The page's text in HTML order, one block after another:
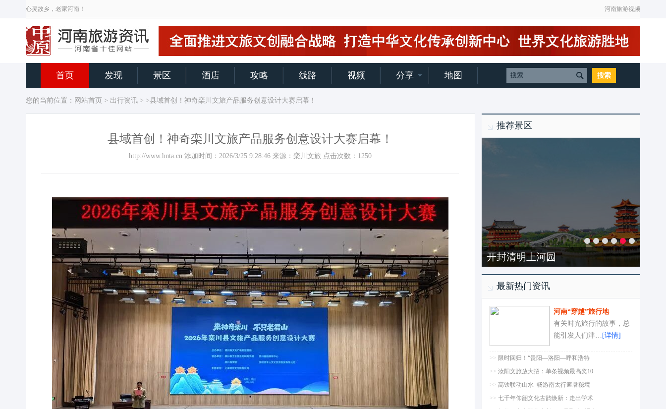
心灵故乡，老家河南！ 河南旅游视频
首页 发现 景区 酒店 攻略 线路 视频 分享 地图
您的当前位置： 网站首页 > 出行资讯 > >县域首创！神奇栾川文旅产品服务创意设计大赛启幕！
县域首创！神奇栾川文旅产品服务创意设计大赛启幕！
http://www.hnta.cn 添加时间：2026/3/25 9:28:46 来源：栾川文旅 点击次数： 1250
推荐景区
开封清明上河园
最新热门资讯
河南“穿越”旅行地
有关时光旅行的故事，总
能引发人们津… [详情]
>> 限时回归！“贵阳—洛阳—呼和浩特
>> 汝阳文旅放大招：单条视频最高奖10
>> 高铁联动山水 畅游南太行避暑秘境
>> 七千年仰韶文化古韵焕新：走出学术